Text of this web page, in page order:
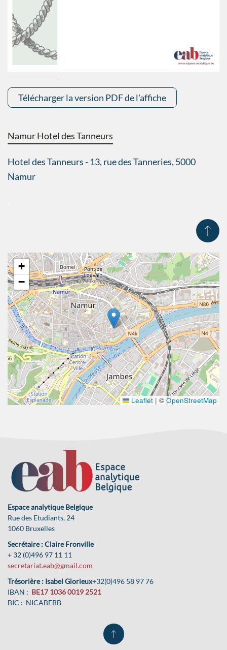
Télécharger la version PDF de l'affiche
Namur Hotel des Tanneurs
Hotel des Tanneurs - 13, rue des Tanneries, 5000
Namur
+
−
Leaflet | © OpenStreetMap
Espace analytique Belgique
Rue des Etudiants, 24
1060 Bruxelles
Secrétaire : Claire Fronville
+ 32 (0)496 97 11 11
secretariat.eab@gmail.com
Trésorière : Isabel Glorieux+32(0)496 58 97 76
IBAN : BE17 1036 0019 2521
BIC : NICABEBB